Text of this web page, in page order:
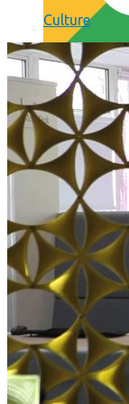
Comment
Culture